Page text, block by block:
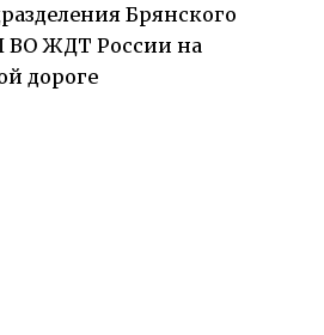
Брянского
ВО ЖДТ России на
дороге